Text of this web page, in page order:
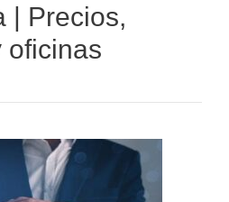
| Precios,
oficinas